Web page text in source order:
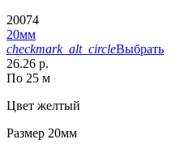
20074
20мм
checkmark_alt_circleВыбрать
26.26 р.
По 25 м
Цвет желтый
Размер 20мм